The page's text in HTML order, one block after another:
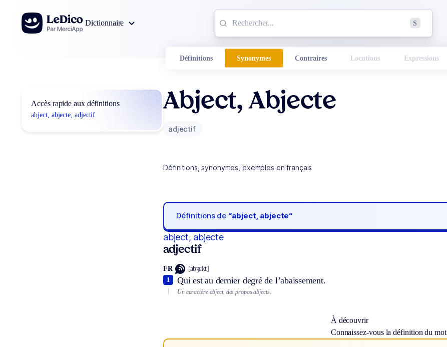
Aller au contenu
Dictionnaire
S
Définitions Synonymes Contraires Locutions Expressions
Accès rapide aux définitions
abject, abjecte, adjectif
Abject, Abjecte
adjectif
Définitions, synonymes, exemples en français
Définitions de “abject, abjecte“
abject, abjecte
adjectif
FR [abʒɛkt]
Qui est au dernier degré de l’abaissement.
1
Un caractère abject, des propos abjects.
À découvrir
Connaissez-vous la définition du mot